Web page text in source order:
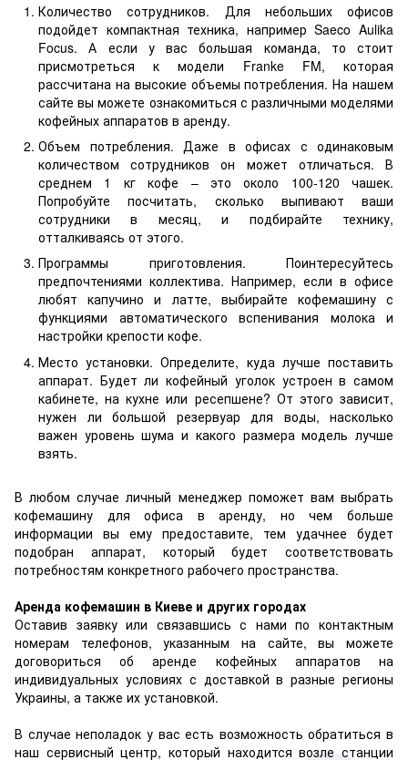
Количество сотрудников. Для небольших офисов
подойдет компактная техника, например Saeco Aulika
Focus. А если у вас большая команда, то стоит
присмотреться к модели Franke FM, которая
рассчитана на высокие объемы потребления. На нашем
сайте вы можете ознакомиться с различными моделями
кофейных аппаратов в аренду.
Объем потребления. Даже в офисах с одинаковым
количеством сотрудников он может отличаться. В
среднем 1 кг кофе – это около 100-120 чашек.
Попробуйте посчитать, сколько выпивают ваши
сотрудники в месяц, и подбирайте технику,
отталкиваясь от этого.
Программы приготовления. Поинтересуйтесь
предпочтениями коллектива. Например, если в офисе
любят капучино и латте, выбирайте кофемашину с
функциями автоматического вспенивания молока и
настройки крепости кофе.
Место установки. Определите, куда лучше поставить
аппарат. Будет ли кофейный уголок устроен в самом
кабинете, на кухне или ресепшене? От этого зависит,
нужен ли большой резервуар для воды, насколько
важен уровень шума и какого размера модель лучше
взять.
В любом случае личный менеджер поможет вам выбрать
кофемашину для офиса в аренду, но чем больше
информации вы ему предоставите, тем удачнее будет
подобран аппарат, который будет соответствовать
потребностям конкретного рабочего пространства.
Аренда кофемашин в Киеве и других городах
Оставив заявку или связавшись с нами по контактным
номерам телефонов, указанным на сайте, вы можете
договориться об аренде кофейных аппаратов на
индивидуальных условиях с доставкой в разные регионы
Украины, а также их установкой.
В случае неполадок у вас есть возможность обратиться в
наш сервисный центр, который находится возле станции